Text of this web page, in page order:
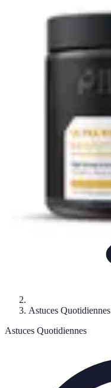
Astuces Naturelles
Astuces Quotidiennes
Astuces Quotidiennes